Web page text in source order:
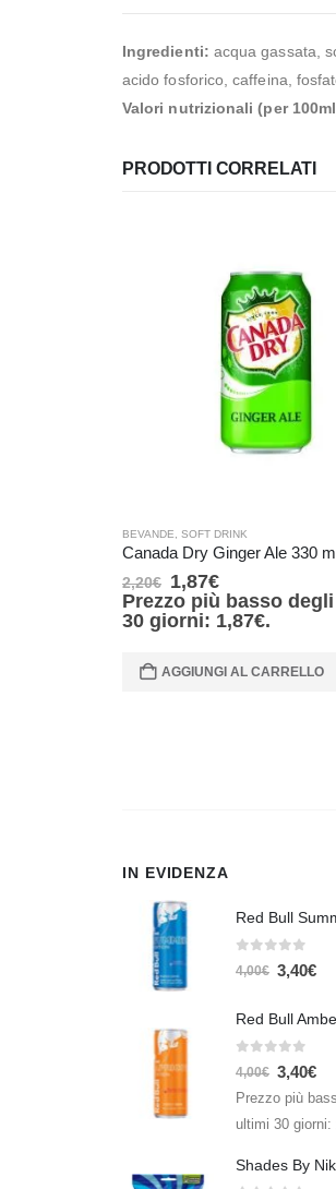
Ingredienti: acqua gassata,
acido fosforico, caffeina,
Valori nutrizionali (per
PRODOTTI CORRELATI
BEVANDE SOFT DRINK
2,20€ 1,87€
Prezzo più basso
30 giorni: 1,87€.
AGGIUNGI AL CARRELLO
IN EVIDENZA
Su 5
4,00€ 3,40€
Su 5
4,00€ 3,40€
Prezzo più
ultimi 30 giorni: